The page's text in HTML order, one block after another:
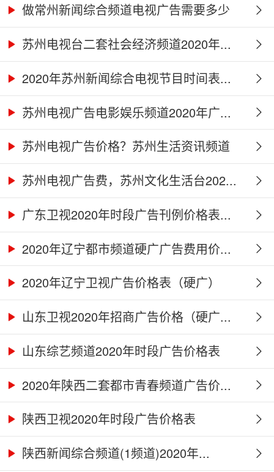
做常州新闻综合频道电视广告需要多少
钱...苏州电视台二套社会经济频道2020年...
2020年苏州新闻综合电视节目时间表...
苏州电视广告电影娱乐频道2020年广...
苏州电视广告价格？苏州生活资讯频道
2...苏州电视广告费，苏州文化生活台202...
广东卫视2020年时段广告刊例价格表...
2020年辽宁都市频道硬广广告费用价...
2020年辽宁卫视广告价格表（硬广）
山东卫视2020年招商广告价格（硬广...
山东综艺频道2020年时段广告价格表
2020年陕西二套都市青春频道广告价...
陕西卫视2020年时段广告价格表
陕西新闻综合频道(1频道)2020年...